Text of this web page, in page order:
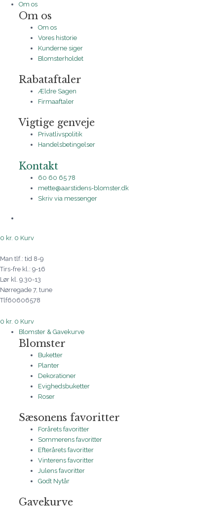
Om os
Om os
Om os
Vores historie
Kunderne siger
Blomsterholdet
Rabataftaler
Ældre Sagen
Firmaaftaler
Vigtige genveje
Privatlivspolitik
Handelsbetingelser
Kontakt
60 60 65 78
mette@aarstidens-blomster.dk
Skriv via messenger
0 kr. 0 Kurv
Man tlf.: tid 8-9
Tirs-fre kl.: 9-16
Lør kl. 9.30-13
Nørregade 7, tune
Tlf60606578
0 kr. 0 Kurv
Blomster & Gavekurve
Blomster
Buketter
Planter
Dekorationer
Evighedsbuketter
Roser
Sæsonens favoritter
Forårets favoritter
Sommerens favoritter
Efterårets favoritter
Vinterens favoritter
Julens favoritter
Godt Nytår
Gavekurve